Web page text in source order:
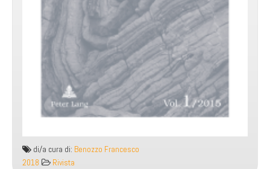
di/a cura di: Benozzo Francesco
2018
Rivista